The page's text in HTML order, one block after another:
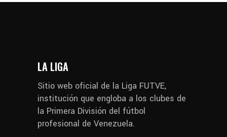
LA LIGA
Sitio web oficial de la Liga FUTVE,
institución que engloba a los clubes de
la Primera División del fútbol
profesional de Venezuela.